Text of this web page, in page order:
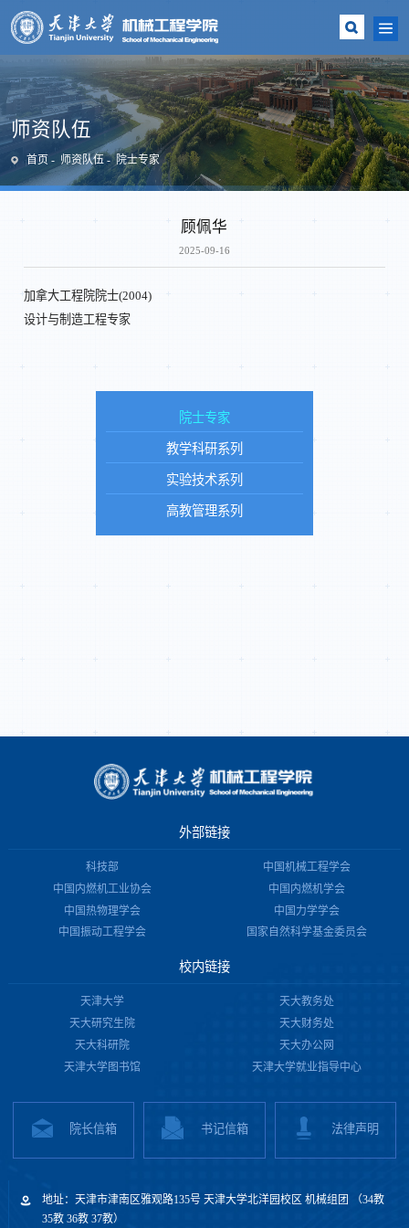
师资队伍
首页 师资队伍 院士专家
顾佩华
2025-09-16
加拿大工程院院士(2004)
设计与制造工程专家
院士专家
教学科研系列
实验技术系列
高教管理系列
外部链接
科技部
中国机械工程学会
中国内燃机工业协会
中国内燃机学会
中国热物理学会
中国力学学会
中国振动工程学会
国家自然科学基金委员会
校内链接
天津大学
天大教务处
天大研究生院
天大财务处
天大科研院
天大办公网
天津大学图书馆
天津大学就业指导中心
院长信箱 书记信箱 法律声明
地址：天津市津南区雅观路135号 天津大学北洋园校区 机械组团 （34教
35教 36教 37教）